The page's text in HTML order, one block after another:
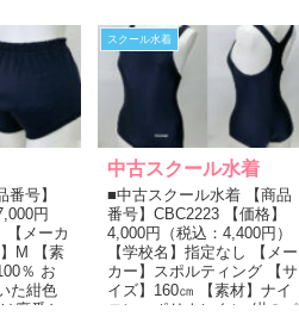
号】
円
【メーカ
M 【素
％ お
た紺色
廃番と
スクール水着
中古スクール水着
■中古スクール水着 【商品
番号】CBC2223 【価格】
4,000円（税込：4,400円）
【学校名】指定なし 【メー
カー】スポルティング 【サ
イズ】160㎝ 【素材】ナイ
ロン ポリウレタン 紺のパ